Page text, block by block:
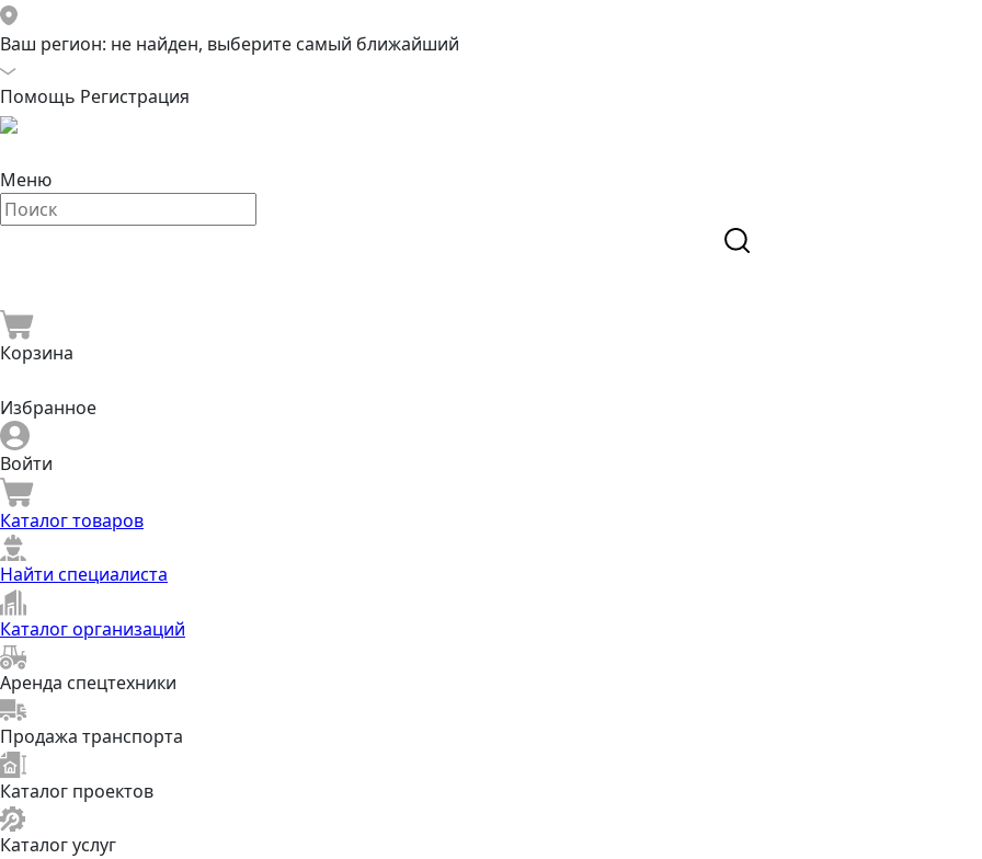
Ваш регион: не найден, выберите самый ближайший
Помощь Регистрация
Меню
Корзина
Избранное
Войти
Каталог товаров
Найти специалиста
Каталог организаций
Аренда спецтехники
Продажа транспорта
Каталог проектов
Каталог услуг